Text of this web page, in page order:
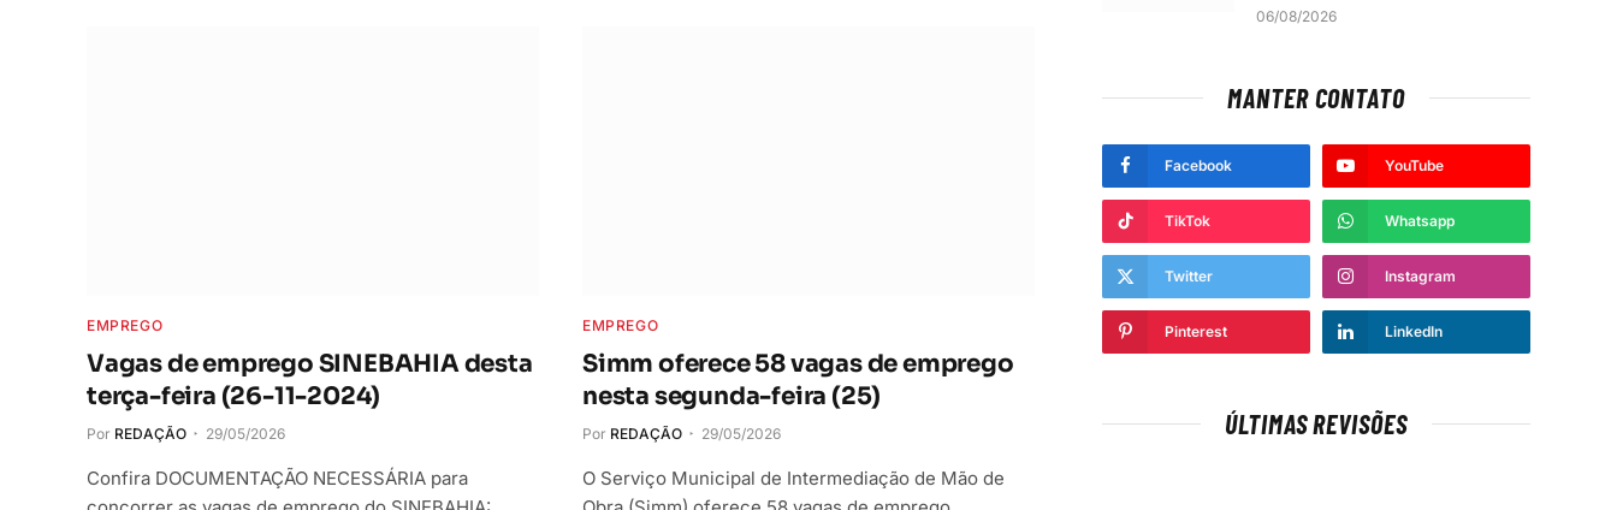
EMPREGO
Vagas de emprego SINEBAHIA desta
terça-feira (26-11-2024)
Por REDAÇÃO 29/05/2026
Confira DOCUMENTAÇÃO NECESSÁRIA para
EMPREGO
Simm oferece 58 vagas de emprego
nesta segunda-feira (25)
Por REDAÇÃO 29/05/2026
O Serviço Municipal de Intermediação de Mão de
06/08/2026
MANTER CONTATO
Facebook YouTube
TikTok Whatsapp
Twitter Instagram
Pinterest LinkedIn
ÚLTIMAS REVISÕES